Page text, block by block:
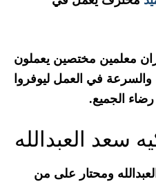
معلمين مختصين يعملون
في العمل ليوفروا
رضاء الجميع.
سعد العبدالله
ومحتار على من